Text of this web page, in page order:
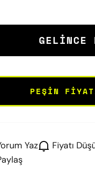
GELINCE
PEŞIN
Yaz Fiyatı